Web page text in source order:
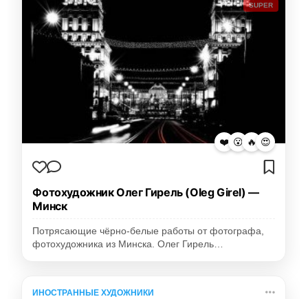
SUPER
❤️ 😮 🔥 😍
Фотохудожник Олег Гирель (Oleg Girel) —
Минск
Потрясающие чёрно-белые работы от фотографа,
фотохудожника из Минска. Олег Гирель…
ИНОСТРАННЫЕ ХУДОЖНИКИ